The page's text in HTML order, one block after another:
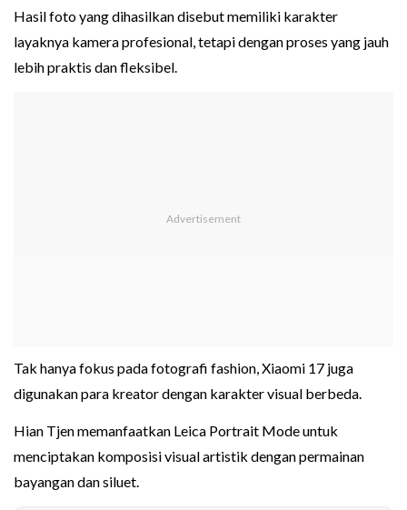
Hasil foto yang dihasilkan disebut memiliki karakter
layaknya kamera profesional, tetapi dengan proses yang jauh
lebih praktis dan fleksibel.
Tak hanya fokus pada fotografi fashion, Xiaomi 17 juga
digunakan para kreator dengan karakter visual berbeda.
Hian Tjen memanfaatkan Leica Portrait Mode untuk
menciptakan komposisi visual artistik dengan permainan
bayangan dan siluet.